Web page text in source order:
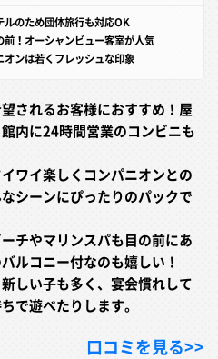
ルのため団体旅行も対応OK
前！オーシャンビュー客室が人気
オンは若くフレッシュな印象
されるお客様におすすめ！屋
内に24時間営業のコンビニも
ワイ楽しくコンパニオンとの
シーンにぴったりのパックで
チやマリンスパも目の前にあ
ルコニー付なのも嬉しい！
しい子も多く、宴会慣れして
で遊べたりします。
口コミを見る>>